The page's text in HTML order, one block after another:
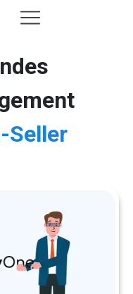
Seller